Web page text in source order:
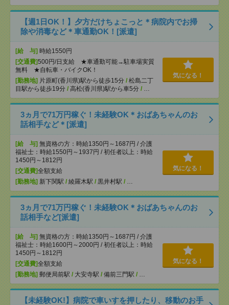
【週1日OK！】夕方だけちょこっと＊病院内でお掃
除や消毒など＊車通勤OK！[派遣]
[給 与] 時給1550円
[交通費]500円/日支給 ★車通勤可能→駐車場実質
無料 ★自転車・バイクOK！
[勤務地] 片原町(香川県)駅から徒歩15分 / 松島二丁
目駅から徒歩19分 / 高松(香川県)駅から車5分 / …
気になる！
3ヵ月で71万円稼ぐ！未経験OK＊おばあちゃんのお
話相手など＊[派遣]
[給 与] 無資格の方：時給1350円～1687円 / 介護
福祉士：時給1550円～1937円 / 初任者以上：時給
1450円～1812円
[交通費]全額支給
[勤務地] 新下関駅 / 綾羅木駅 / 黒井村駅 / …
気になる！
3ヵ月で71万円稼ぐ！未経験OK＊おばあちゃんのお
話相手など[派遣]
[給 与] 無資格の方：時給1350円～1687円 / 介護
福祉士：時給1600円～2000円 / 初任者以上：時給
1450円～1812円
[交通費]全額支給
[勤務地] 郵便局前駅 / 大安寺駅 / 備前三門駅 / …
気になる！
【未経験OK!】病院で車いすを押したり、移動のお手